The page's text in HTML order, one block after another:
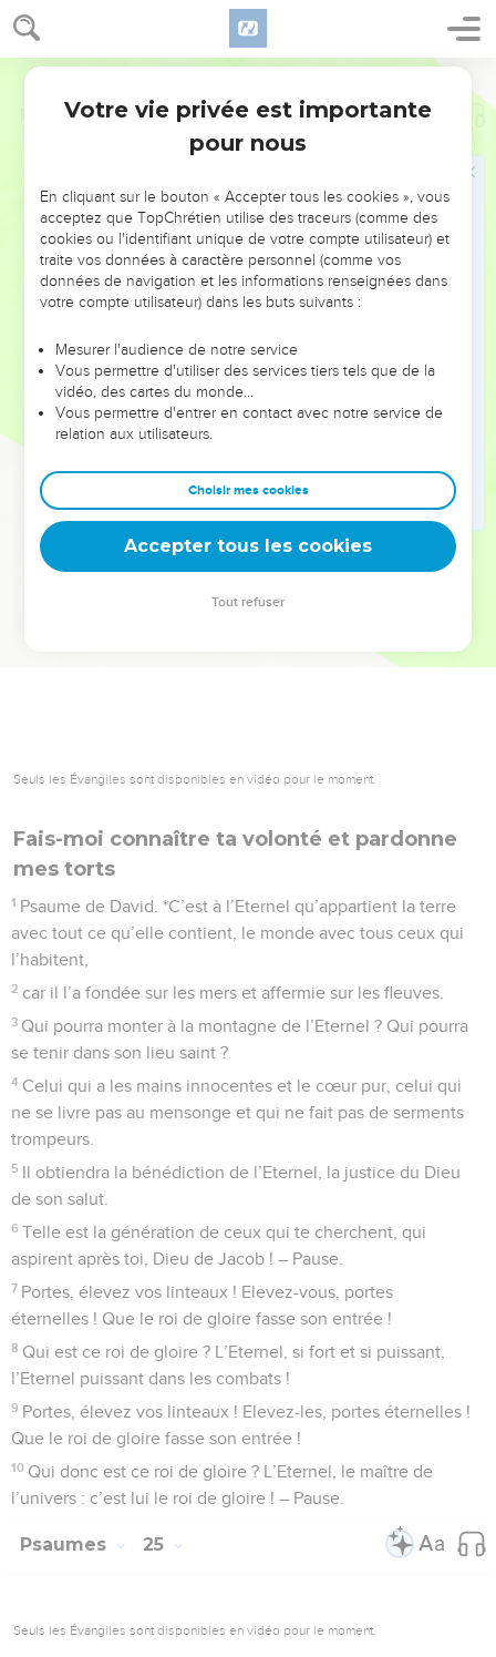
NE MANQUEZ PAS L’ÉVÉNEMENT
DE L’ANNÉE !
ET SI LEURS ERREURS POUVAIENT VOUS ÉVITER LES
VOTRES ?
leur foi ou leur vision. Mais on voit moins les doutes, les erreurs
et les saisons difficiles qu'ils ont traversés, alors même que ce
sont elles qui les ont façonnés.
Dans cette conférence, leaders, entrepreneurs, et responsables
clés pour avancer avec plus de sagesse afin que leurs erreurs
deviennent vos tremplins. Que vous guidiez un ministère, une
équipe, un groupe ou une famille, leur expérience est faite
Psaumes 24
Seuls les Évangiles sont disponibles en vidéo pour le moment.
Fais-moi connaître ta volonté et pardonne
mes torts
1 Psaume de David. *C’est à l’Eternel qu’appartient la terre
avec tout ce qu’elle contient, le monde avec tous ceux qui
l’habitent,
2 car il l’a fondée sur les mers et affermie sur les fleuves.
3 Qui pourra monter à la montagne de l’Eternel ? Qui pourra
se tenir dans son lieu saint ?
4 Celui qui a les mains innocentes et le cœur pur, celui qui
ne se livre pas au mensonge et qui ne fait pas de serments
trompeurs.
5 Il obtiendra la bénédiction de l’Eternel, la justice du Dieu
de son salut.
6 Telle est la génération de ceux qui te cherchent, qui
aspirent après toi, Dieu de Jacob ! – Pause.
7 Portes, élevez vos linteaux ! Elevez-vous, portes
éternelles ! Que le roi de gloire fasse son entrée !
8 Qui est ce roi de gloire ? L’Eternel, si fort et si puissant,
l’Eternel puissant dans les combats !
9 Portes, élevez vos linteaux ! Elevez-les, portes éternelles !
Que le roi de gloire fasse son entrée !
10 Qui donc est ce roi de gloire ? L’Eternel, le maître de
l’univers : c’est lui le roi de gloire ! – Pause.
Psaumes 25
Seuls les Évangiles sont disponibles en vidéo pour le moment.
Votre vie privée est importante
pour nous
En cliquant sur le bouton « Accepter tous les cookies », vous
acceptez que TopChrétien utilise des traceurs (comme des
cookies ou l'identifiant unique de votre compte utilisateur) et
traite vos données à caractère personnel (comme vos
données de navigation et les informations renseignées dans
votre compte utilisateur) dans les buts suivants :
Mesurer l'audience de notre service
Vous permettre d'utiliser des services tiers tels que de la
vidéo, des cartes du monde…
Vous permettre d'entrer en contact avec notre service de
relation aux utilisateurs.
Choisir mes cookies
Accepter tous les cookies
Tout refuser